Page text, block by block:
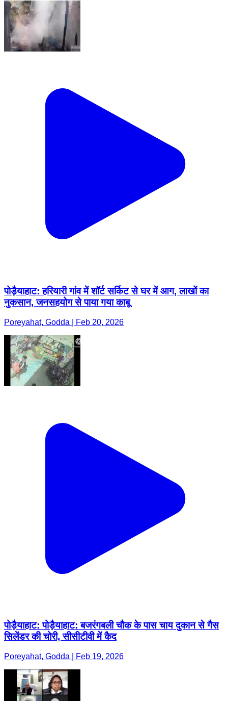
पोड़ैयाहाट: हरियारी गांव में शॉर्ट सर्किट से घर में आग, लाखों का
नुकसान, जनसहयोग से पाया गया काबू
Poreyahat, Godda | Feb 20, 2026
पोड़ैयाहाट: पोड़ैयाहाट: बजरंगबली चौक के पास चाय दुकान से गैस
सिलेंडर की चोरी, सीसीटीवी में कैद
Poreyahat, Godda | Feb 19, 2026